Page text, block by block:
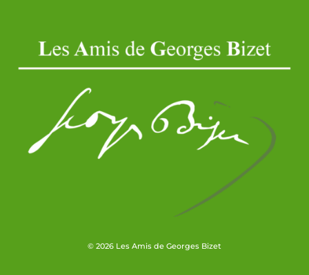
© 2026 Les Amis de Georges Bizet